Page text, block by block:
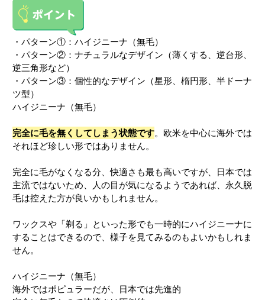
・パターン①：ハイジニーナ（無毛）
・パターン②：ナチュラルなデザイン（薄くする、逆台形、
逆三角形など）
・パターン③：個性的なデザイン（星形、楕円形、半ドーナ
ツ型）
ハイジニーナ（無毛）
完全に毛を無くしてしまう状態です。欧米を中心に海外では
それほど珍しい形ではありません。
完全に毛がなくなる分、快適さも最も高いですが、日本では
主流ではないため、人の目が気になるようであれば、永久脱
毛は控えた方が良いかもしれません。
ワックスや「剃る」といった形でも一時的にハイジニーナに
することはできるので、様子を見てみるのもよいかもしれま
せん。
ハイジニーナ（無毛）
海外ではポピュラーだが、日本では先進的